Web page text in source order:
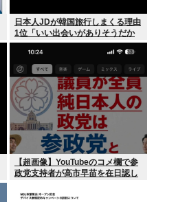
日本人JDが韓国旅行しまくる理由
1位「いい出会いがありそうだか
ら」
【超画像】YouTubeのコメ欄で参
政党支持者が高市早苗を在日認し